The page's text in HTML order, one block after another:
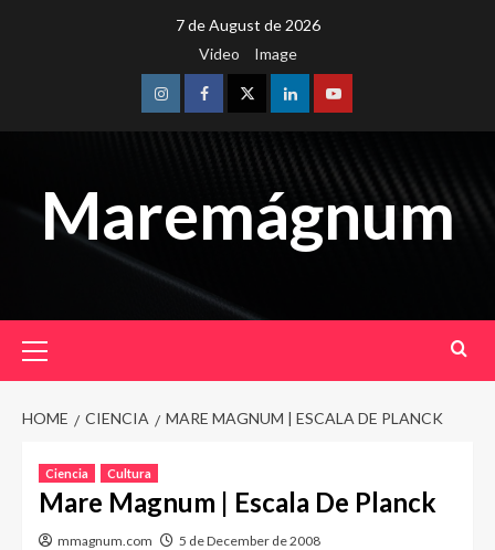
7 de August de 2026
Video
Image
InstagramFacebookTwitterLinkedinYoutube
Maremágnum
Menu
HOME CIENCIA MARE MAGNUM | ESCALA DE PLANCK
Ciencia Cultura
Mare Magnum | Escala De Planck
mmagnum.com 5 de December de 2008